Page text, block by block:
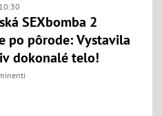
SEXbomba 2
po pôrode: Vystavila
dokonalé telo!